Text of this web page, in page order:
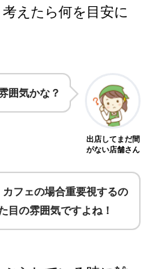
えたら何を目安に
囲気かな？
出店してまだ間
がない店舗さん
フェの場合重要視するの
目の雰囲気ですよね！